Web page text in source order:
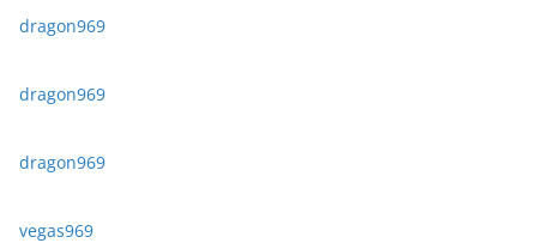
dragon969
dragon969
dragon969
vegas969